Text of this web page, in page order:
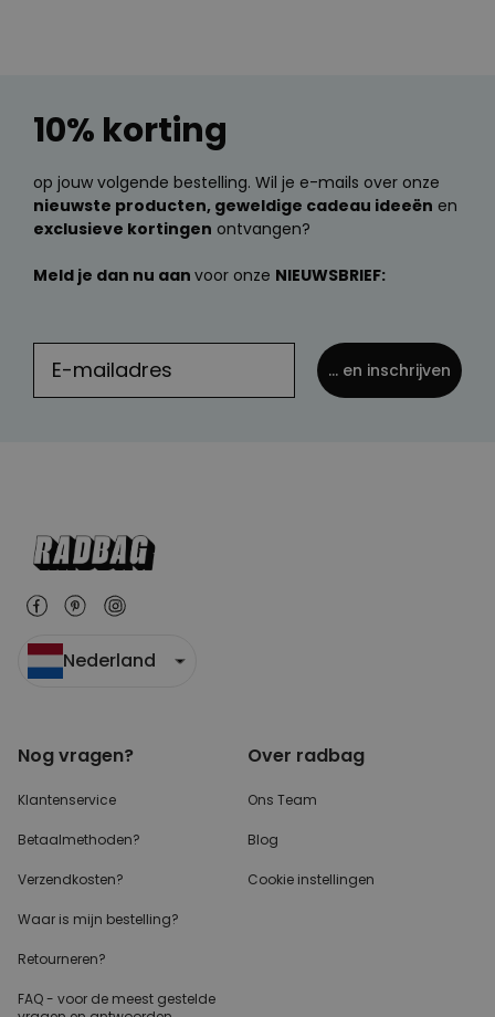
10% korting
op jouw volgende bestelling. Wil je e-mails over onze
nieuwste producten, geweldige cadeau ideeën en
exclusieve kortingen ontvangen?
Meld je dan nu aan voor onze NIEUWSBRIEF:
... en inschrijven
Nederland
Nog vragen?
Klantenservice
Betaalmethoden?
Verzendkosten?
Waar is mijn bestelling?
Retourneren?
FAQ - voor de meest gestelde
Over radbag
Ons Team
Blog
Cookie instellingen